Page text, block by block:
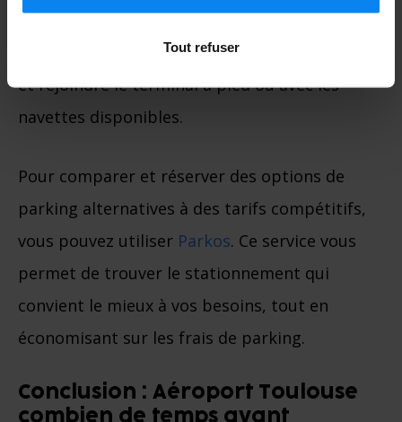
moment. Pour plus de détails, consultez notrePolitique
Tout refuser
prévoir15 à 30 minutes supplémentaires
pour trouver une place, garer votre véhicule
et rejoindre le terminal à pied ou avec les
navettes disponibles.
Pour comparer et réserver des options de
parking alternatives à des tarifs compétitifs,
vous pouvez utiliser Parkos. Ce service vous
permet de trouver le stationnement qui
convient le mieux à vos besoins, tout en
économisant sur les frais de parking.
Conclusion : Aéroport Toulouse
combien de temps avant